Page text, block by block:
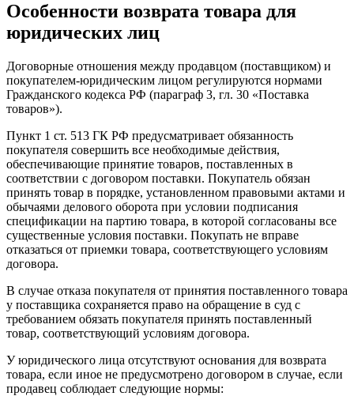
Особенности возврата товара для
юридических лиц
Договорные отношения между продавцом (поставщиком) и
покупателем-юридическим лицом регулируются нормами
Гражданского кодекса РФ (параграф 3, гл. 30 «Поставка
товаров»).
Пункт 1 ст. 513 ГК РФ предусматривает обязанность
покупателя совершить все необходимые действия,
обеспечивающие принятие товаров, поставленных в
соответствии с договором поставки. Покупатель обязан
принять товар в порядке, установленном правовыми актами и
обычаями делового оборота при условии подписания
спецификации на партию товара, в которой согласованы все
существенные условия поставки. Покупать не вправе
отказаться от приемки товара, соответствующего условиям
договора.
В случае отказа покупателя от принятия поставленного товара
у поставщика сохраняется право на обращение в суд с
требованием обязать покупателя принять поставленный
товар, соответствующий условиям договора.
У юридического лица отсутствуют основания для возврата
товара, если иное не предусмотрено договором в случае, если
продавец соблюдает следующие нормы: